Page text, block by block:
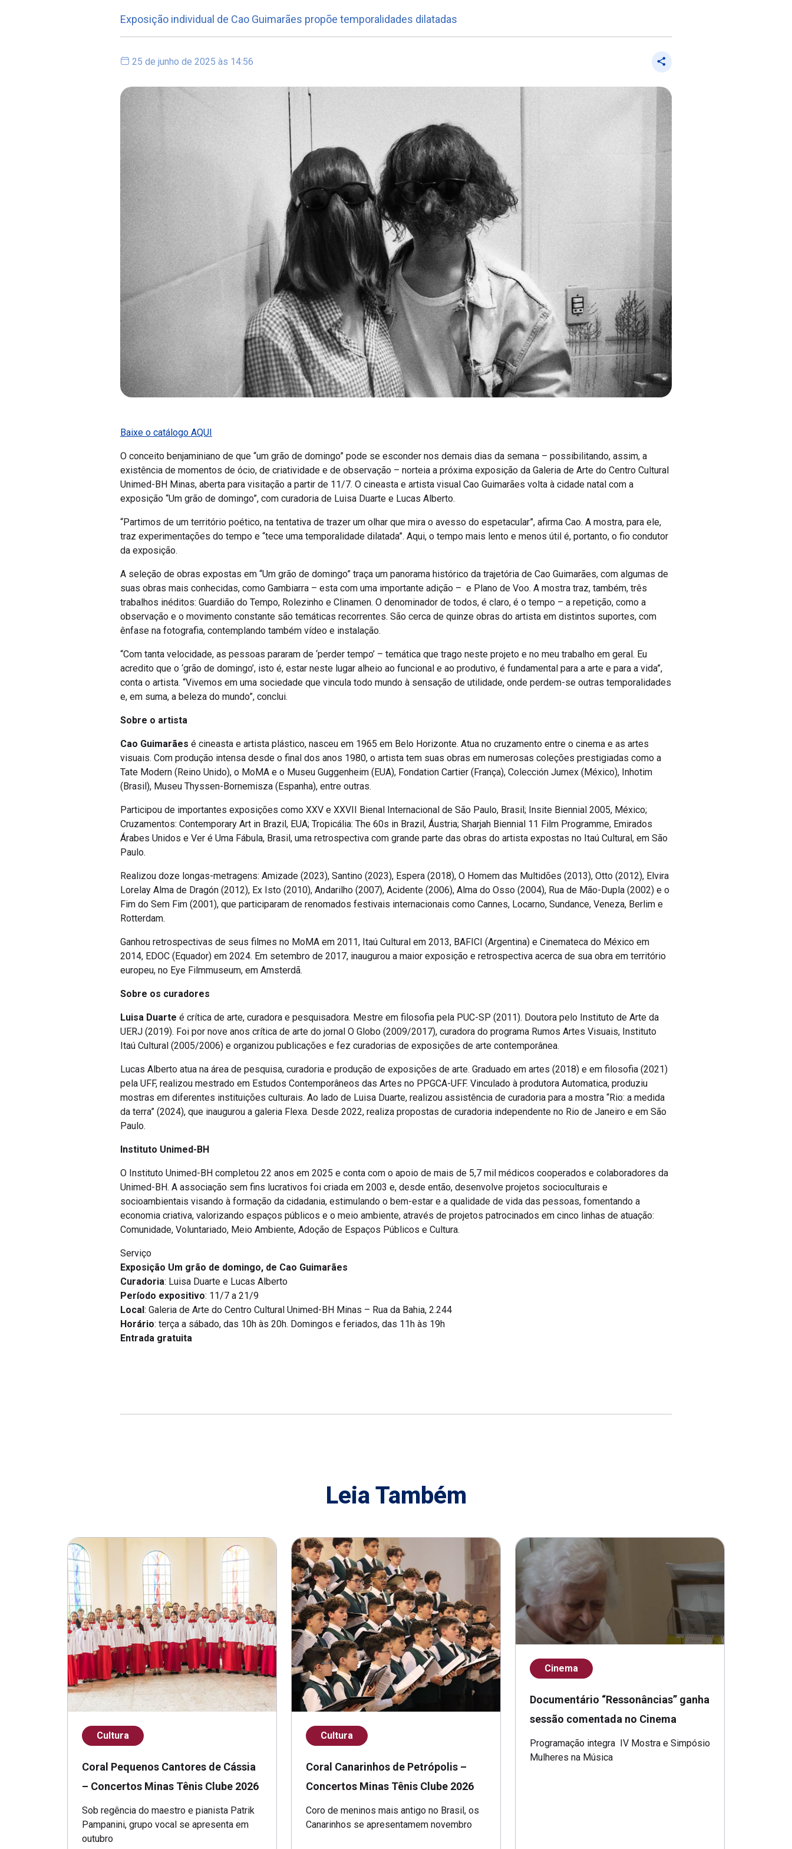
Exposição individual de Cao Guimarães propõe temporalidades dilatadas
25 de junho de 2025 às 14:56
Baixe o catálogo AQUI
O conceito benjaminiano de que “um grão de domingo” pode se esconder nos demais dias da semana – possibilitando, assim, a
existência de momentos de ócio, de criatividade e de observação – norteia a próxima exposição da Galeria de Arte do Centro Cultural
Unimed-BH Minas, aberta para visitação a partir de 11/7. O cineasta e artista visual Cao Guimarães volta à cidade natal com a
exposição “Um grão de domingo”, com curadoria de Luisa Duarte e Lucas Alberto.
“Partimos de um território poético, na tentativa de trazer um olhar que mira o avesso do espetacular”, afirma Cao. A mostra, para ele,
traz experimentações do tempo e “tece uma temporalidade dilatada”. Aqui, o tempo mais lento e menos útil é, portanto, o fio condutor
da exposição.
A seleção de obras expostas em “Um grão de domingo” traça um panorama histórico da trajetória de Cao Guimarães, com algumas de
suas obras mais conhecidas, como Gambiarra – esta com uma importante adição – e Plano de Voo. A mostra traz, também, três
trabalhos inéditos: Guardião do Tempo, Rolezinho e Clinamen. O denominador de todos, é claro, é o tempo – a repetição, como a
observação e o movimento constante são temáticas recorrentes. São cerca de quinze obras do artista em distintos suportes, com
ênfase na fotografia, contemplando também vídeo e instalação.
“Com tanta velocidade, as pessoas pararam de ‘perder tempo’ – temática que trago neste projeto e no meu trabalho em geral. Eu
acredito que o ‘grão de domingo’, isto é, estar neste lugar alheio ao funcional e ao produtivo, é fundamental para a arte e para a vida”,
conta o artista. “Vivemos em uma sociedade que vincula todo mundo à sensação de utilidade, onde perdem-se outras temporalidades
e, em suma, a beleza do mundo”, conclui.
Sobre o artista
Cao Guimarães é cineasta e artista plástico, nasceu em 1965 em Belo Horizonte. Atua no cruzamento entre o cinema e as artes
visuais. Com produção intensa desde o final dos anos 1980, o artista tem suas obras em numerosas coleções prestigiadas como a
Tate Modern (Reino Unido), o MoMA e o Museu Guggenheim (EUA), Fondation Cartier (França), Colección Jumex (México), Inhotim
(Brasil), Museu Thyssen-Bornemisza (Espanha), entre outras.
Participou de importantes exposições como XXV e XXVII Bienal Internacional de São Paulo, Brasil; Insite Biennial 2005, México;
Cruzamentos: Contemporary Art in Brazil, EUA; Tropicália: The 60s in Brazil, Áustria; Sharjah Biennial 11 Film Programme, Emirados
Árabes Unidos e Ver é Uma Fábula, Brasil, uma retrospectiva com grande parte das obras do artista expostas no Itaú Cultural, em São
Paulo.
Realizou doze longas-metragens: Amizade (2023), Santino (2023), Espera (2018), O Homem das Multidões (2013), Otto (2012), Elvira
Lorelay Alma de Dragón (2012), Ex Isto (2010), Andarilho (2007), Acidente (2006), Alma do Osso (2004), Rua de Mão-Dupla (2002) e o
Fim do Sem Fim (2001), que participaram de renomados festivais internacionais como Cannes, Locarno, Sundance, Veneza, Berlim e
Rotterdam.
Ganhou retrospectivas de seus filmes no MoMA em 2011, Itaú Cultural em 2013, BAFICI (Argentina) e Cinemateca do México em
2014, EDOC (Equador) em 2024. Em setembro de 2017, inaugurou a maior exposição e retrospectiva acerca de sua obra em território
europeu, no Eye Filmmuseum, em Amsterdã.
Sobre os curadores
Luisa Duarte é crítica de arte, curadora e pesquisadora. Mestre em filosofia pela PUC-SP (2011). Doutora pelo Instituto de Arte da
UERJ (2019). Foi por nove anos crítica de arte do jornal O Globo (2009/2017), curadora do programa Rumos Artes Visuais, Instituto
Itaú Cultural (2005/2006) e organizou publicações e fez curadorias de exposições de arte contemporânea.
Lucas Alberto atua na área de pesquisa, curadoria e produção de exposições de arte. Graduado em artes (2018) e em filosofia (2021)
pela UFF, realizou mestrado em Estudos Contemporâneos das Artes no PPGCA-UFF. Vinculado à produtora Automatica, produziu
mostras em diferentes instituições culturais. Ao lado de Luisa Duarte, realizou assistência de curadoria para a mostra “Rio: a medida
da terra” (2024), que inaugurou a galeria Flexa. Desde 2022, realiza propostas de curadoria independente no Rio de Janeiro e em São
Paulo.
Instituto Unimed-BH
O Instituto Unimed-BH completou 22 anos em 2025 e conta com o apoio de mais de 5,7 mil médicos cooperados e colaboradores da
Unimed-BH. A associação sem fins lucrativos foi criada em 2003 e, desde então, desenvolve projetos socioculturais e
socioambientais visando à formação da cidadania, estimulando o bem-estar e a qualidade de vida das pessoas, fomentando a
economia criativa, valorizando espaços públicos e o meio ambiente, através de projetos patrocinados em cinco linhas de atuação:
Comunidade, Voluntariado, Meio Ambiente, Adoção de Espaços Públicos e Cultura.
Serviço
Exposição Um grão de domingo, de Cao Guimarães
Curadoria: Luisa Duarte e Lucas Alberto
Período expositivo: 11/7 a 21/9
Local: Galeria de Arte do Centro Cultural Unimed-BH Minas – Rua da Bahia, 2.244
Horário: terça a sábado, das 10h às 20h. Domingos e feriados, das 11h às 19h
Entrada gratuita
Leia Também
Cultura
Coral Pequenos Cantores de Cássia
– Concertos Minas Tênis Clube 2026
Sob regência do maestro e pianista Patrik
Pampanini, grupo vocal se apresenta em
outubro
Cultura
Coral Canarinhos de Petrópolis –
Concertos Minas Tênis Clube 2026
Coro de meninos mais antigo no Brasil, os
Canarinhos se apresentamem novembro
Cinema
Documentário “Ressonâncias” ganha
sessão comentada no Cinema
Programação integra IV Mostra e Simpósio
Mulheres na Música